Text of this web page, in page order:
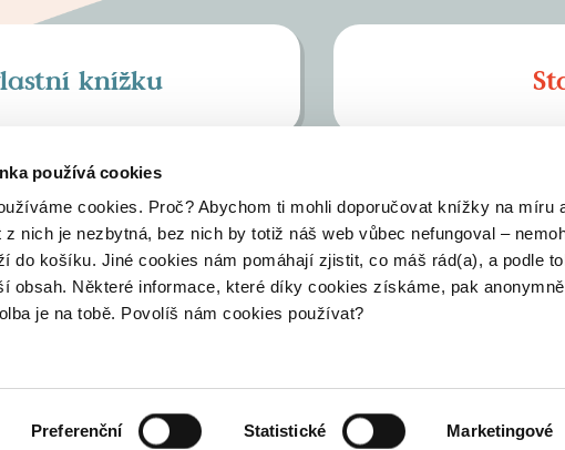
používá cookies
cookies. Proč? Abychom ti mohli doporučovat knížky na míru
z nich je nezbytná, bez nich by totiž náš web vůbec nefungoval –
do košíku. Jiné cookies nám pomáhají zjistit, co máš rád(a), a podle
obsah. Některé informace, které díky cookies získáme, pak
je na tobě. Povolíš nám cookies používat?
Preferenční Statistické Marketingové
knížku
dikyvam@pointa.cz
Zásady zpracování osobních údajů Obchodní podmínky Kontakt